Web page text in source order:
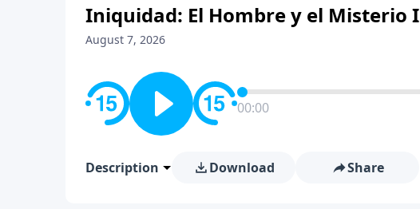
Iniquidad: El Hombre y el Misterio I
August 7, 2026
00:00
Description Download Share